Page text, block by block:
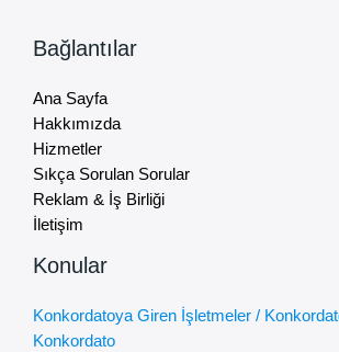
Bağlantılar
Ana Sayfa
Hakkımızda
Hizmetler
Sıkça Sorulan Sorular
Reklam & İş Birliği
İletişim
Konular
Konkordatoya Giren İşletmeler /
Konkordato